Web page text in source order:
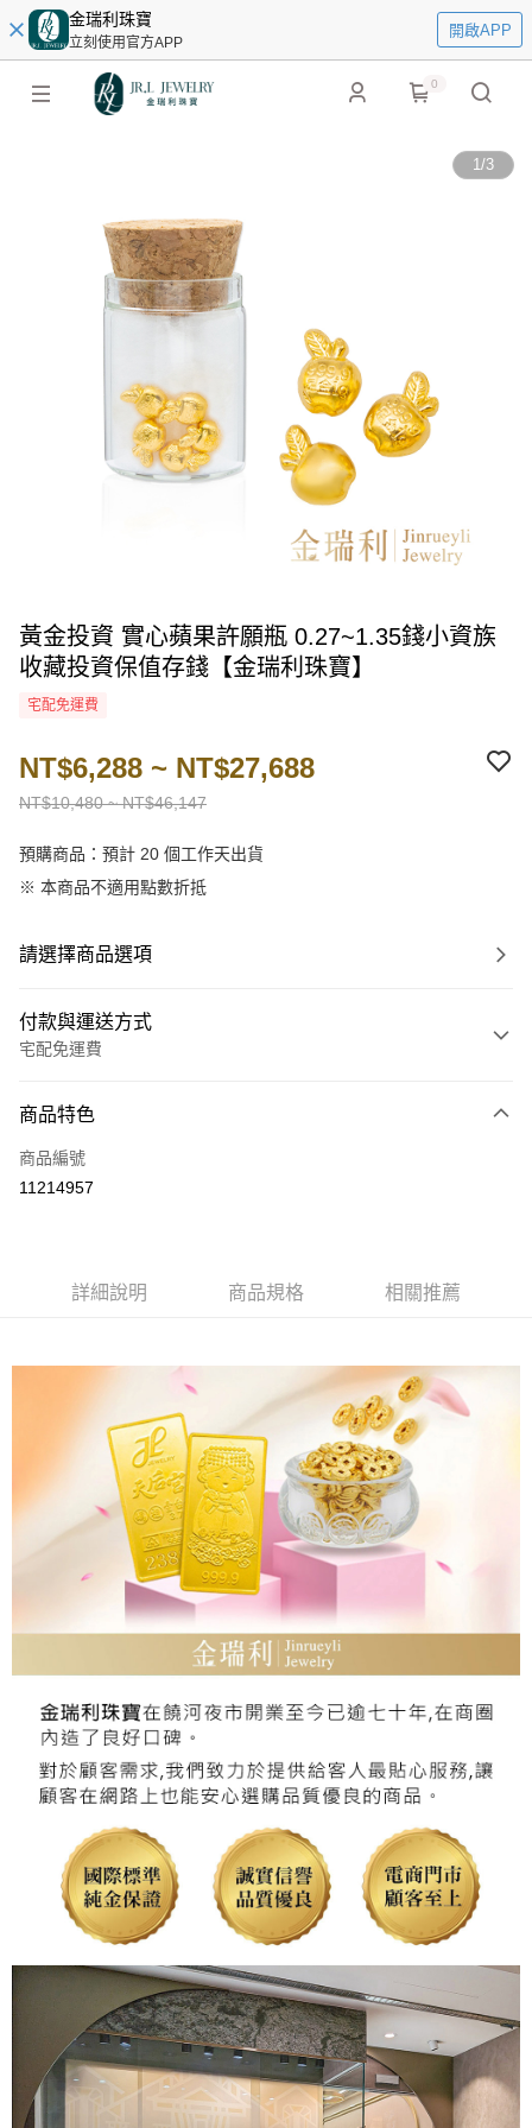
金瑞利珠寶
立刻使用官方APP
開啟APP
0
1/3
黃金投資 實心蘋果許願瓶 0.27~1.35錢小資族
收藏投資保值存錢【金瑞利珠寶】
宅配免運費
NT$10,480 ~ NT$46,147
NT$6,288 ~ NT$27,688
預購商品：預計 20 個工作天出貨
※ 本商品不適用點數折抵
請選擇商品選項
付款與運送方式
宅配免運費
信用卡一次付款
LINE Pay
ATM付款
運送方式
商品特色
商品編號
11214957
詳細說明 商品規格 相關推薦